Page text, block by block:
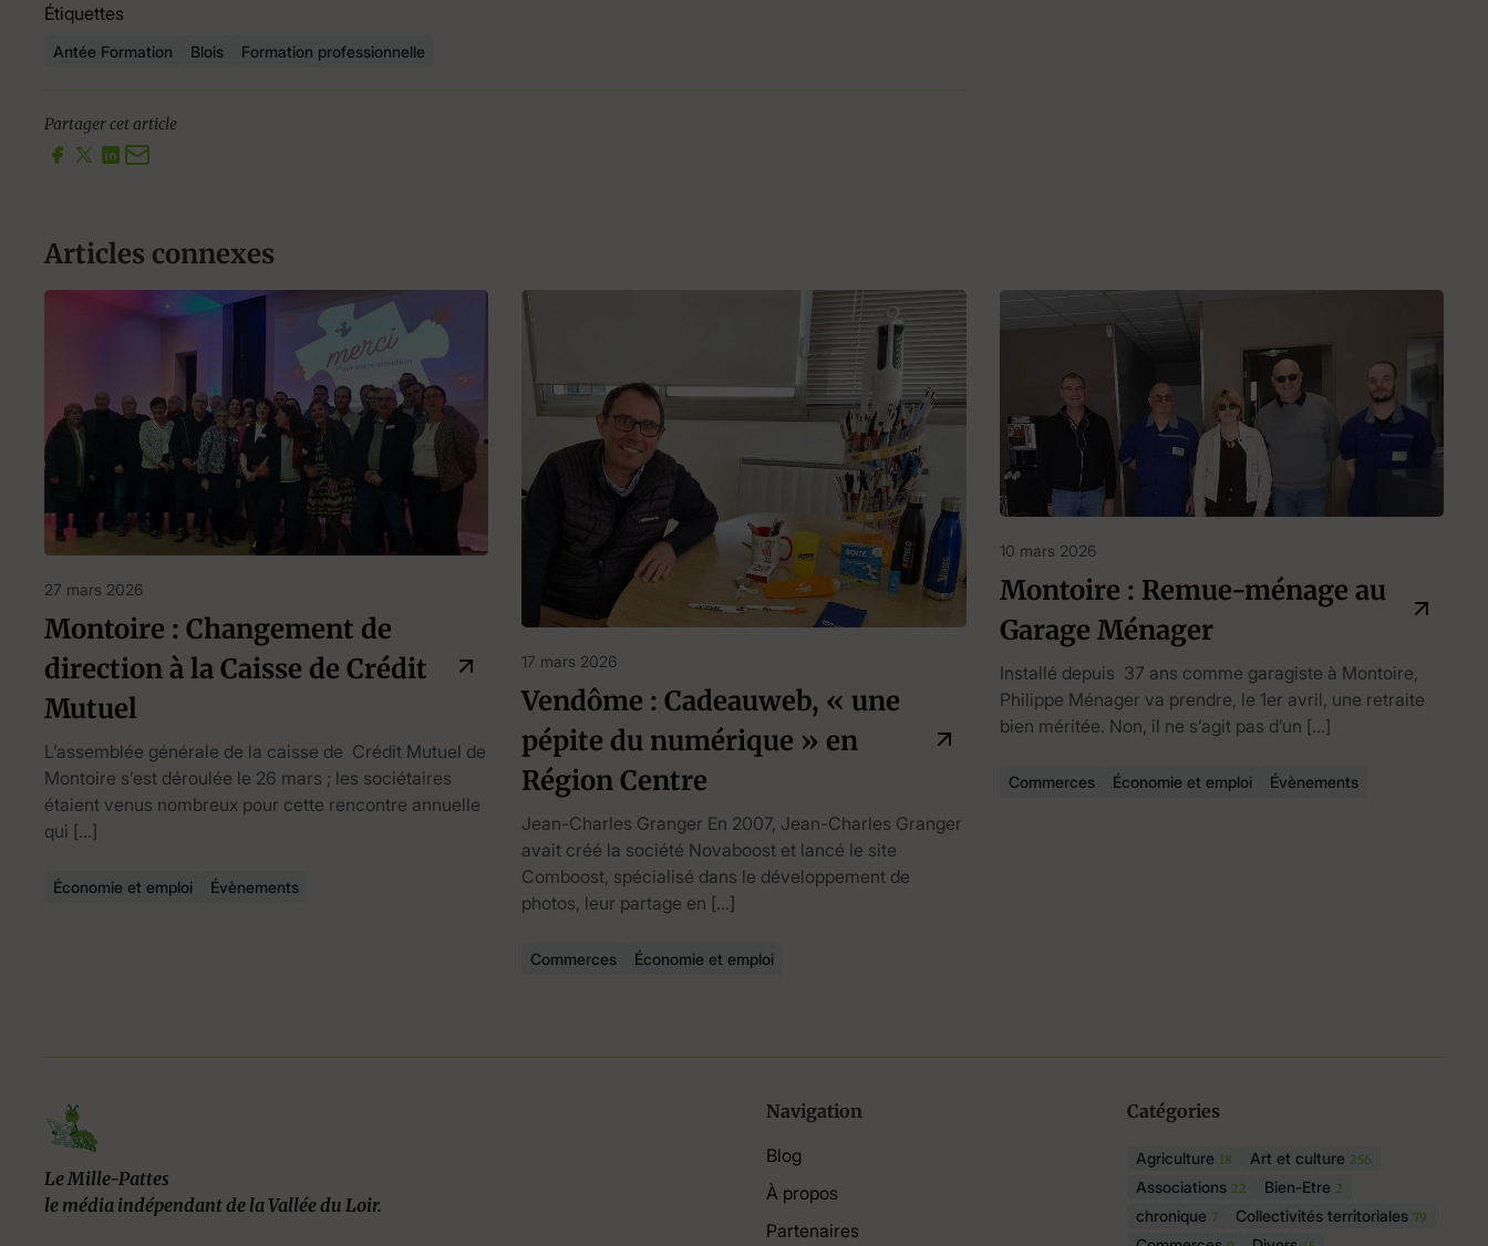
Étiquettes
Antée Formation Blois Formation professionnelle
Partager cet article
Articles connexes
27 mars 2026
Montoire : Changement de
direction à la Caisse de Crédit
Mutuel
L’assemblée générale de la caisse de Crédit Mutuel de
Montoire s’est déroulée le 26 mars ; les sociétaires
étaient venus nombreux pour cette rencontre annuelle
qui […]
Économie et emploi Évènements
17 mars 2026
Vendôme : Cadeauweb, « une
pépite du numérique » en
Région Centre
Jean-Charles Granger En 2007, Jean-Charles Granger
avait créé la société Novaboost et lancé le site
Comboost, spécialisé dans le développement de
photos, leur partage en […]
Commerces Économie et emploi
10 mars 2026
Montoire : Remue-ménage au
Garage Ménager
Installé depuis 37 ans comme garagiste à Montoire,
Philippe Ménager va prendre, le 1er avril, une retraite
bien méritée. Non, il ne s’agit pas d’un […]
Commerces Économie et emploi Évènements
Le Mille-Pattes
le média indépendant de la Vallée du Loir.
Navigation
Blog
À propos
Partenaires
Catégories
Agriculture 18 Art et culture 256
Associations 22 Bien-Etre 2
chronique 7 Collectivités territoriales 79